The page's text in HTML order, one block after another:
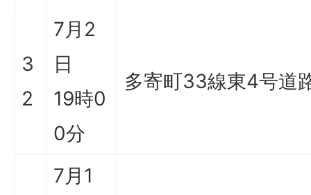
3
2
7月2
日
19時0
0分
多寄町33線東4号道
7月1